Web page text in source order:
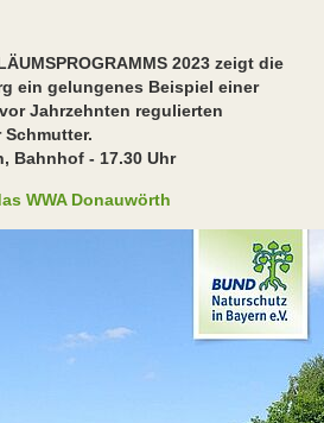
2023 zeigt die
Beispiel einer
regulierten
- 17.30 Uhr
WWA Donauwörth